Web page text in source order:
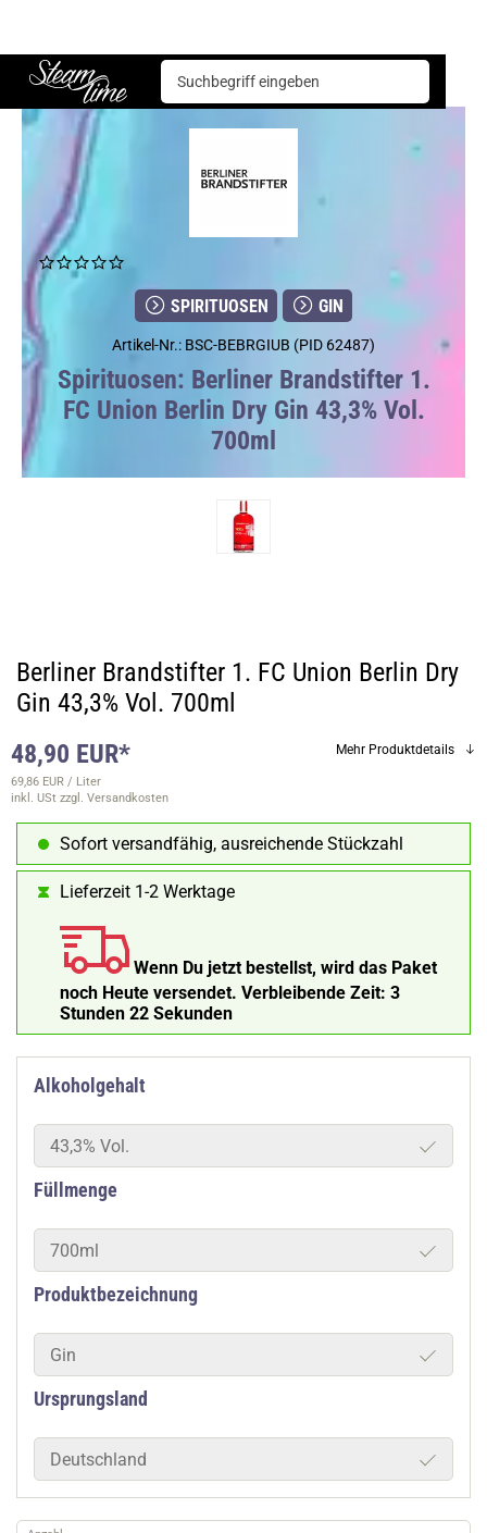
Steam time
Spirituosen Berliner Brandstifter 1. FC Union Berlin Dry Gin 43,3% Vol. 700ml
SPIRITUOSEN GIN
Artikel-Nr.: BSC-BEBRGIUB (PID 62487)
Spirituosen: Berliner Brandstifter 1.
FC Union Berlin Dry Gin 43,3% Vol.
700ml
Berliner Brandstifter 1. FC Union Berlin Dry
Gin 43,3% Vol. 700ml
48,90 EUR*
69,86 EUR / Liter
inkl. USt zzgl. Versandkosten
Mehr Produktdetails
Sofort versandfähig, ausreichende Stückzahl
Lieferzeit 1-2 Werktage
Wenn Du jetzt bestellst, wird das Paket
noch Heute versendet. Verbleibende Zeit: 3
Stunden 22 Sekunden
Alkoholgehalt
43,3% Vol.
Füllmenge
700ml
Produktbezeichnung
Gin
Ursprungsland
Deutschland